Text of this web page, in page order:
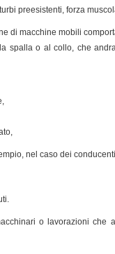
preesistenti, forza
di macchine mobili
spalla o al collo, che
nel caso dei
o lavorazioni